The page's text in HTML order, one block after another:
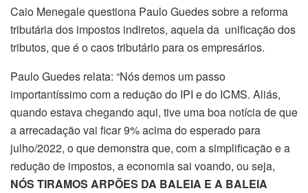
Caio Menegale questiona Paulo Guedes sobre a reforma
tributária dos impostos indiretos, aquela da unificação dos
tributos, que é o caos tributário para os empresários.
Paulo Guedes relata: “Nós demos um passo
importantíssimo com a redução do IPI e do ICMS. Aliás,
quando estava chegando aqui, tive uma boa notícia de que
a arrecadação vai ficar 9% acima do esperado para
julho/2022, o que demonstra que, com a simplificação e a
redução de impostos, a economia sai voando, ou seja,
NÓS TIRAMOS ARPÕES DA BALEIA E A BALEIA